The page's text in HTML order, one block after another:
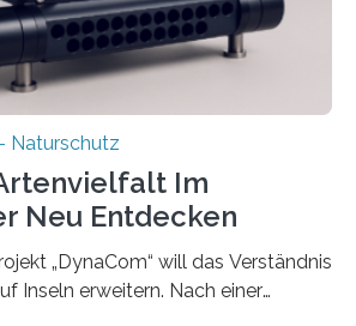
Naturschutz
Im
Neu Entdecken
„DynaCom“ will das Verständnis
Inseln erweitern. Nach einer